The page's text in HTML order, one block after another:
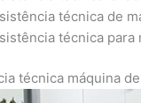
técnica de
técnica para
técnica máquina